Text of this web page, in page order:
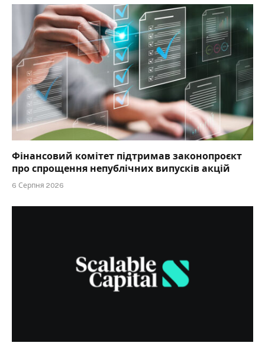
Фінансовий комітет підтримав законопроєкт
про спрощення непублічних випусків акцій
6 Серпня 2026